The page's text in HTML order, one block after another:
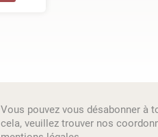
Vous pouvez vous désabonner à
cela, veuillez trouver nos